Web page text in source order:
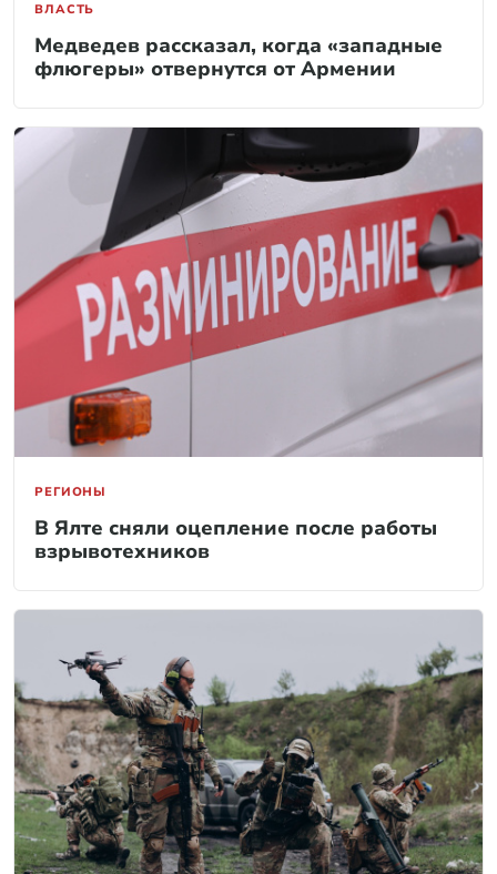
ВЛАСТЬ
Медведев рассказал, когда «западные
флюгеры» отвернутся от Армении
РЕГИОНЫ
В Ялте сняли оцепление после работы
взрывотехников